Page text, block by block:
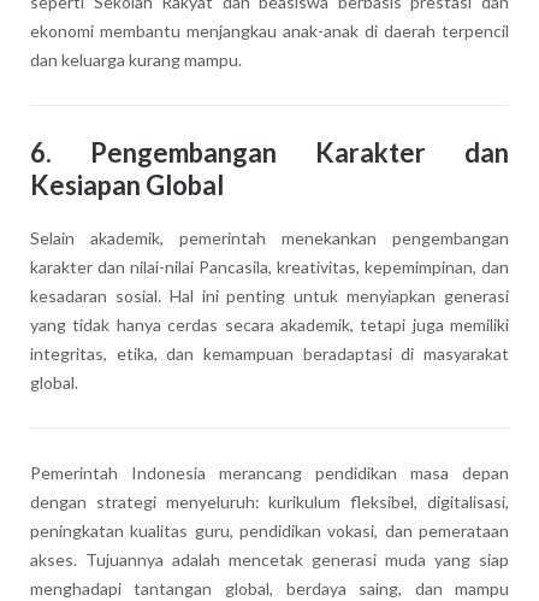
ekonomi membantu menjangkau anak-anak di daerah terpencil
dan keluarga kurang mampu.
6. Pengembangan Karakter dan
Kesiapan Global
Selain akademik, pemerintah menekankan pengembangan
karakter dan nilai-nilai Pancasila, kreativitas, kepemimpinan, dan
kesadaran sosial. Hal ini penting untuk menyiapkan generasi
yang tidak hanya cerdas secara akademik, tetapi juga memiliki
integritas, etika, dan kemampuan beradaptasi di masyarakat
global.
Pemerintah Indonesia merancang pendidikan masa depan
dengan strategi menyeluruh: kurikulum fleksibel, digitalisasi,
peningkatan kualitas guru, pendidikan vokasi, dan pemerataan
akses. Tujuannya adalah mencetak generasi muda yang siap
menghadapi tantangan global, berdaya saing, dan mampu